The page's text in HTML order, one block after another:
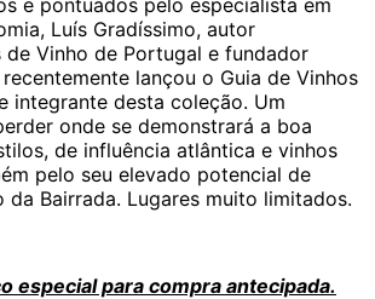
Luís Gradíssimo, autor
de Vinho de Portugal e fundador
lançou o Guia de Vinhos
integrante desta coleção. Um
onde se demonstrará a boa
de influência atlântica e vinhos
pelo seu elevado potencial de
da Bairrada. Lugares muito limitados.
especial para compra antecipada.